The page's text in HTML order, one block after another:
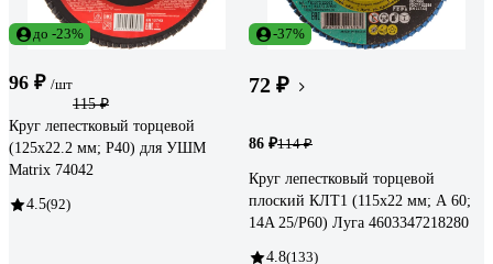
до -23%
96 ₽ /шт
115 ₽
Круг лепестковый торцевой
(125х22.2 мм; P40) для УШМ
Matrix 74042
4.5(92)
-37%
72 ₽
86 ₽114 ₽
Круг лепестковый торцевой
плоский КЛТ1 (115х22 мм; А 60;
14A 25/Р60) Луга 4603347218280
4.8(133)